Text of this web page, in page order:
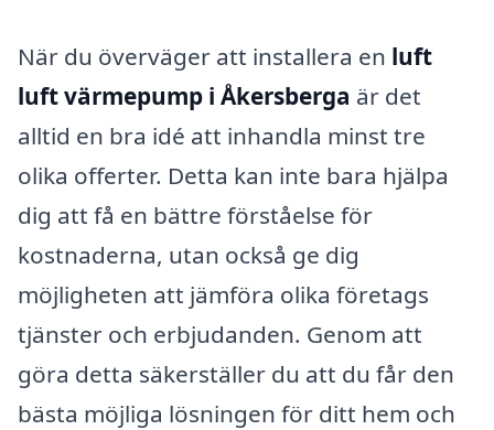
När du överväger att installera en luft
luft värmepump i Åkersberga är det
alltid en bra idé att inhandla minst tre
olika offerter. Detta kan inte bara hjälpa
dig att få en bättre förståelse för
kostnaderna, utan också ge dig
möjligheten att jämföra olika företags
tjänster och erbjudanden. Genom att
göra detta säkerställer du att du får den
bästa möjliga lösningen för ditt hem och